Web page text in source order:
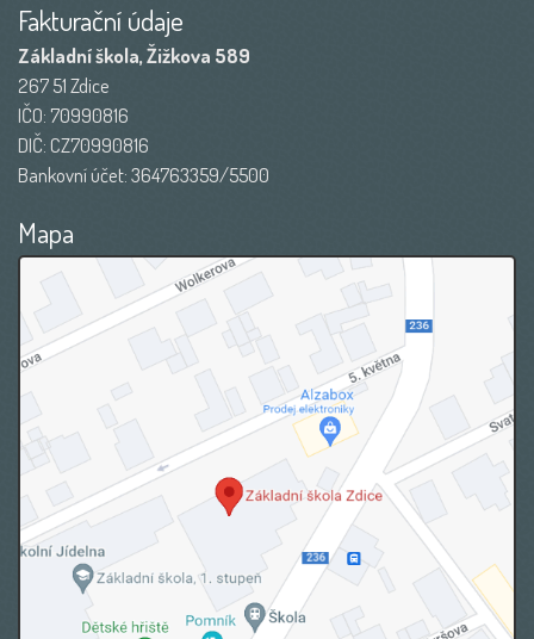
Fakturační údaje
Základní škola, Žižkova 589
267 51 Zdice
IČO: 70990816
DIČ: CZ70990816
Bankovní účet: 364763359/5500
Mapa